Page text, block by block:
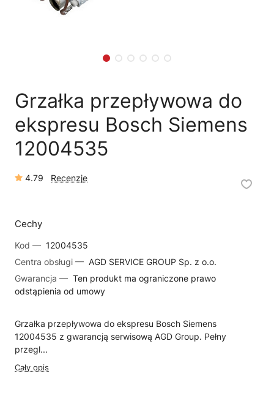
Grzałka przepływowa do
ekspresu Bosch Siemens
12004535
4.79 Recenzje
Cechy
Kod — 12004535
Centra obsługi — AGD SERVICE GROUP Sp. z o.o.
Gwarancja — Ten produkt ma ograniczone prawo
odstąpienia od umowy
Grzałka przepływowa do ekspresu Bosch Siemens
12004535 z gwarancją serwisową AGD Group. Pełny
przegl...
Cały opis
Szukam części